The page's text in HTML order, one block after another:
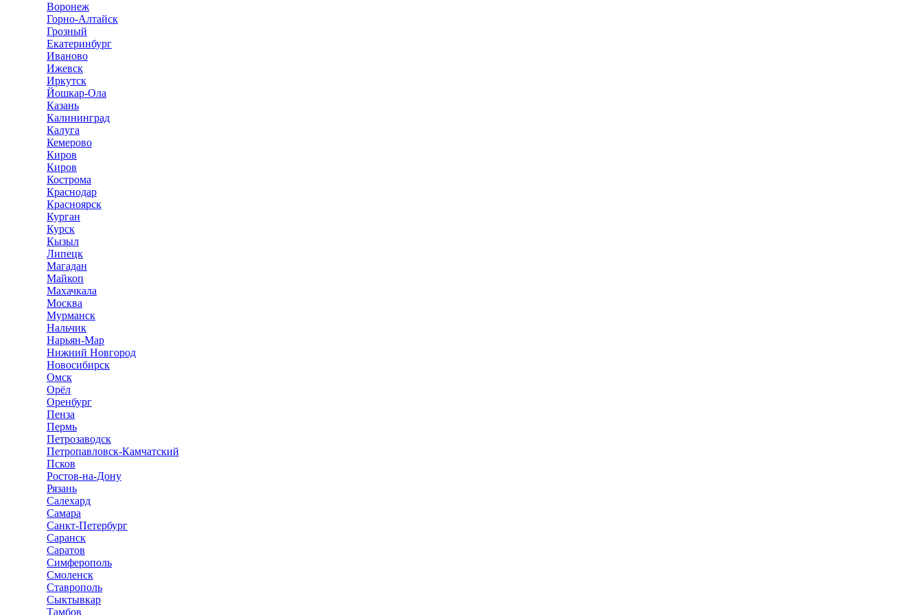
Воронеж
Горно-Алтайск
Грозный
Екатеринбург
Иваново
Ижевск
Иркутск
Йошкар-Ола
Казань
Калининград
Калуга
Кемерово
Киров
Киров
Кострома
Краснодар
Красноярск
Курган
Курск
Кызыл
Липецк
Магадан
Майкоп
Махачкала
Москва
Мурманск
Нальчик
Нарьян-Мар
Нижний Новгород
Новосибирск
Омск
Орёл
Оренбург
Пенза
Пермь
Петрозаводск
Петропавловск-Камчатский
Псков
Ростов-на-Дону
Рязань
Салехард
Самара
Санкт-Петербург
Саранск
Саратов
Симферополь
Смоленск
Ставрополь
Сыктывкар
Тамбов